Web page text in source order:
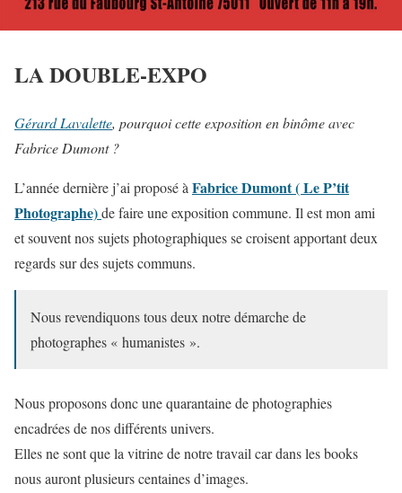
LA DOUBLE-EXPO
Gérard Lavalette, pourquoi cette exposition en binôme avec
Fabrice Dumont?
L’année dernière j’ai proposé àFabrice Dumont ( Le P’tit
Photographe)de faire une exposition commune. Il est mon ami
et souvent nos sujets photographiques se croisent apportant deux
regards sur des sujets communs.
Nous revendiquons tous deux notre démarche de
photographes « humanistes ».
Nous proposons donc une quarantaine de photographies
encadrées de nos différents univers.
Elles ne sont que la vitrine de notre travail car dans les books
nous auront plusieurs centaines d’images.